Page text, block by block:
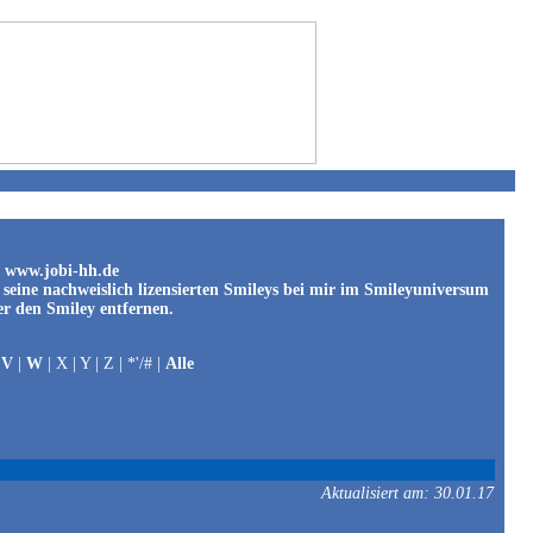
www.jobi-hh.de
nachweislich lizensierten Smileys bei mir im Smileyuniversum
den Smiley entfernen.
V| W| X | Y | Z | *'/# | Alle
Aktualisiert am: 30.01.17